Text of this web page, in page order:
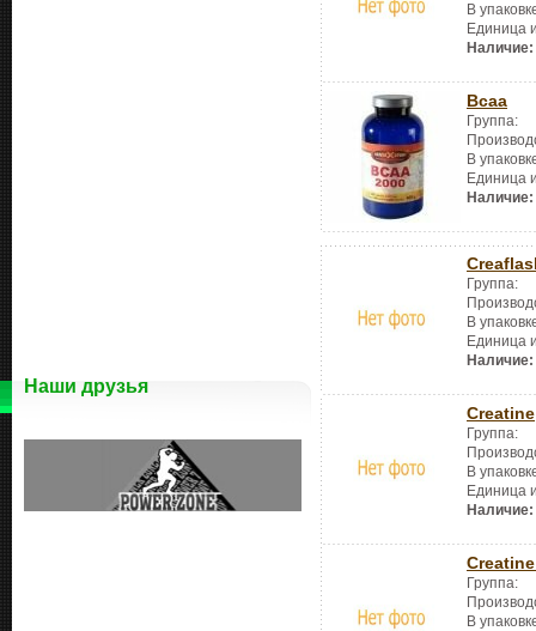
Наши друзья
В
Единица
Наличие:
Bcaa
Группа:
В
Единица
Наличие:
Группа:
В
Единица
Наличие:
Creatine
Группа:
В
Единица
Наличие:
Группа:
В